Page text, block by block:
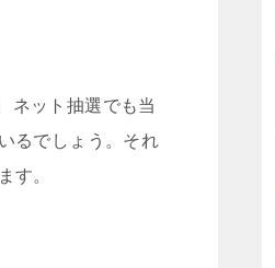
ネット抽選でも当
るでしょう。それ
す。